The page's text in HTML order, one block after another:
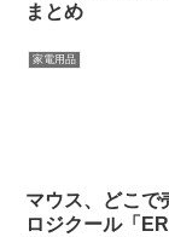
まとめ
家電用品
マウス、どこで
ロジクール「